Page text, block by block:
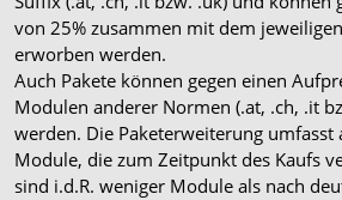
von 25% zusammen mit dem jeweiligen
erworben werden.
Auch Pakete können gegen einen
Modulen anderer Normen (.at, .ch, .it
werden. Die Paketerweiterung umfasst
Module, die zum Zeitpunkt des Kaufs
sind i.d.R. weniger Module als nach